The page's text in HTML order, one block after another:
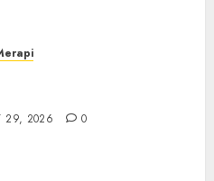
29, 2026 0